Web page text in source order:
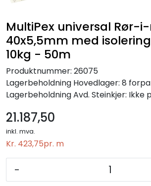
MultiPex universal Rør-
40x5,5mm med
10kg - 50m
Produktnummer: 26075
Lagerbeholdning Hovedlager: 8
LagerbeholdningAvd. Steinkjer: Ikke
21.187,50
inkl. mva.
Kr. 423,75pr. m
-